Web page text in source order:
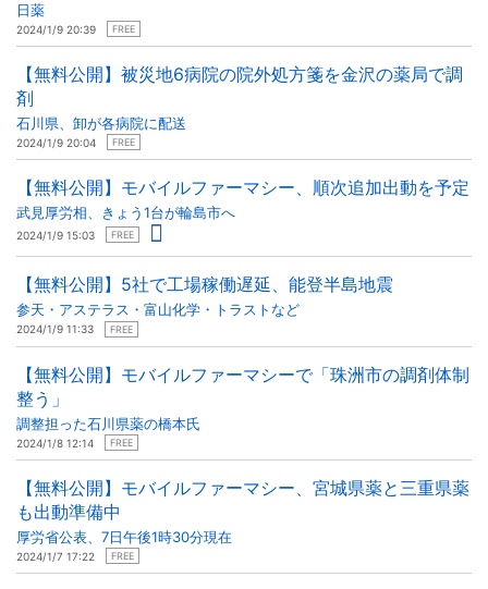
日薬
2024/1/9 20:39 FREE
【無料公開】被災地6病院の院外処方箋を金沢の薬局で調
剤
石川県、卸が各病院に配送
2024/1/9 20:04 FREE
【無料公開】モバイルファーマシー、順次追加出動を予定
武見厚労相、きょう1台が輪島市へ
2024/1/9 15:03 FREE
【無料公開】5社で工場稼働遅延、能登半島地震
参天・アステラス・富山化学・トラストなど
2024/1/9 11:33 FREE
【無料公開】モバイルファーマシーで「珠洲市の調剤体制
整う」
調整担った石川県薬の橋本氏
2024/1/8 12:14 FREE
【無料公開】モバイルファーマシー、宮城県薬と三重県薬
も出動準備中
厚労省公表、7日午後1時30分現在
2024/1/7 17:22 FREE